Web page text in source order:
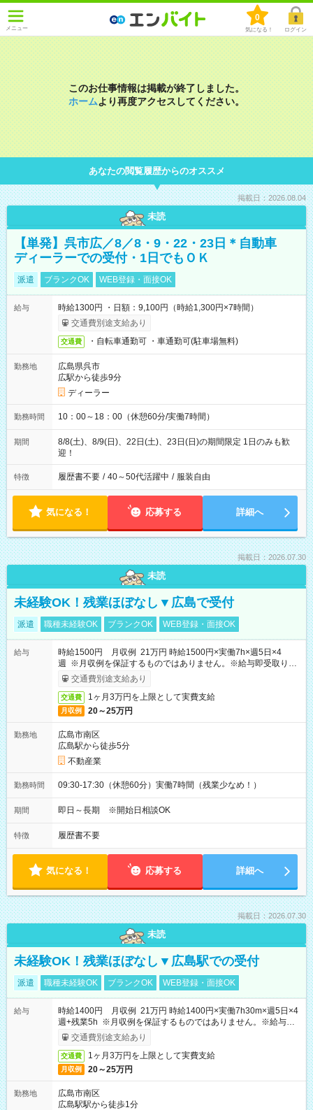
メニュー
0
気になる！ ログイン
このお仕事情報は掲載が終了しました。
ホームより再度アクセスしてください。
あなたの閲覧履歴からのオススメ
掲載日：2026.08.04
未読
【単発】呉市広／8／8・9・22・23日＊自動車
ディーラーでの受付・1日でもＯＫ
派遣 ブランクOK WEB登録・面接OK
給与
時給1300円 ・日額：9,100円（時給1,300円×7時間）
交通費別途支給あり
交通費 ・自転車通勤可 ・車通勤可(駐車場無料)
勤務地
広島県呉市
広駅から徒歩9分
ディーラー
勤務時間 10：00～18：00（休憩60分/実働7時間）
期間
8/8(土)、8/9(日)、22日(土)、23日(日)の期間限定 1日のみも歓
迎！
特徴 履歴書不要 / 40～50代活躍中 / 服装自由
気になる！ 応募する 詳細へ
掲載日：2026.07.30
未読
未経験OK！残業ほぼなし▼広島で受付
派遣 職種未経験OK ブランクOK WEB登録・面接OK
給与
時給1500円 月収例 21万円 時給1500円×実働7h×週5日×4
週 ※月収例を保証するものではありません。※給与即受取りサ
ービス利用可（利用条件有）
交通費別途支給あり
交通費 1ヶ月3万円を上限として実費支給
月収例 20～25万円
勤務地
広島市南区
広島駅から徒歩5分
不動産業
勤務時間 09:30-17:30（休憩60分）実働7時間（残業少なめ！）
期間 即日～長期 ※開始日相談OK
特徴 履歴書不要
気になる！ 応募する 詳細へ
掲載日：2026.07.30
未読
未経験OK！残業ほぼなし▼広島駅での受付
派遣 職種未経験OK ブランクOK WEB登録・面接OK
給与
時給1400円 月収例 21万円 時給1400円×実働7h30m×週5日×4
週+残業5h ※月収例を保証するものではありません。※給与即
受取りサービス利用可（利用条件有）
交通費別途支給あり
交通費 1ヶ月3万円を上限として実費支給
月収例 20～25万円
勤務地
広島市南区
広島駅駅から徒歩1分